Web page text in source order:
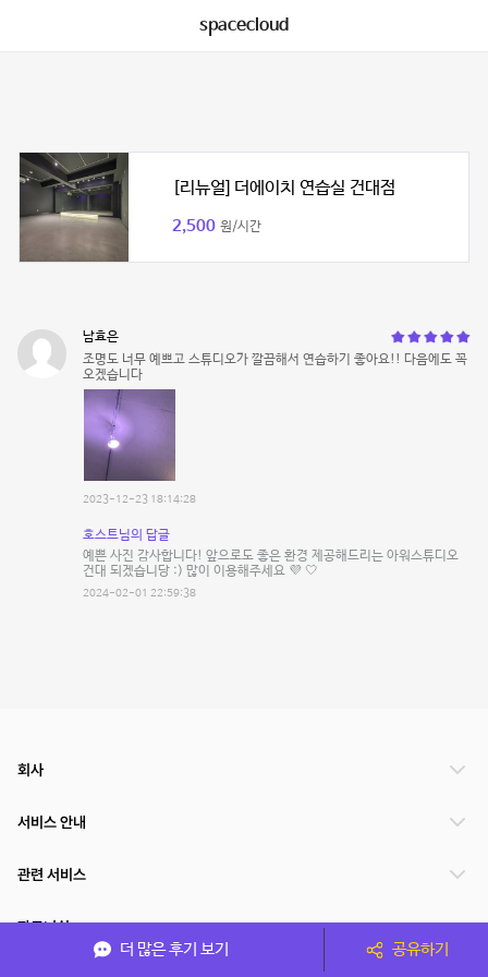
spacecloud
[리뉴얼] 더에이치 연습실 건대점
2,500 원/시간
남효은
조명도 너무 예쁘고 스튜디오가 깔끔해서 연습하기 좋아요!! 다음에도 꼭
오겠습니다
2023-12-23 18:14:28
호스트님의 답글
예쁜 사진 감사합니다! 앞으로도 좋은 환경 제공해드리는 아워스튜디오
건대 되겠습니당 :) 많이 이용해주세요 💜 🤍
2024-02-01 22:59:38
더 많은 후기 보기 공유하기
회사
서비스 안내
관련 서비스
파트너쉽